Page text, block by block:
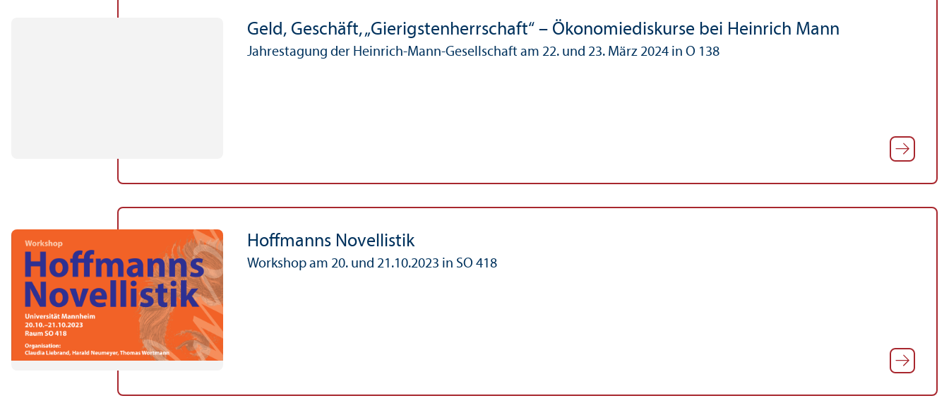
Geld, Geschäft, „Gierigstenherrschaft“ – Ökonomiediskurse bei Heinrich Mann
Jahrestagung der Heinrich-Mann-Gesellschaft am 22. und 23. März 2024 in O 138
Hoffmanns Novellistik
Workshop am 20. und 21.10.2023 in SO 418